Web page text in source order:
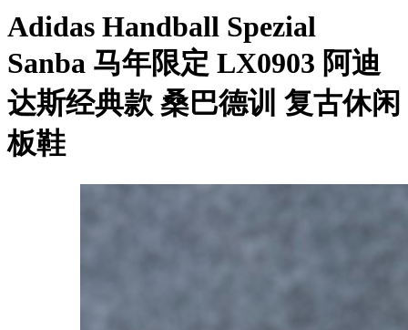
Adidas Handball Spezial
Sanba 马年限定 LX0903 阿迪
达斯经典款 桑巴德训 复古休闲
板鞋